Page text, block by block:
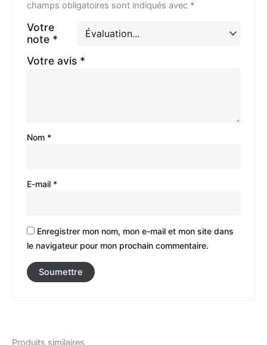
champs obligatoires sont indiqués avec *
Votre
note *
Votre avis *
Nom *
E-mail *
Enregistrer mon nom, mon e-mail et mon site dans
le navigateur pour mon prochain commentaire.
Produits similaires